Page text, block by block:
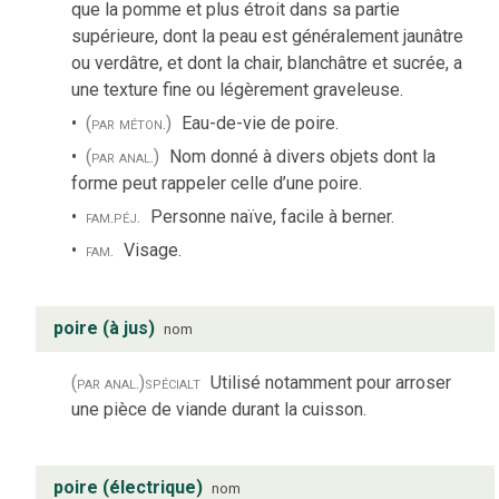
que la pomme et plus étroit dans sa partie
supérieure, dont la peau est généralement jaunâtre
ou verdâtre, et dont la chair, blanchâtre et sucrée, a
une texture fine ou légèrement graveleuse.
(par méton.) Eau-de-vie de poire.
(par anal.) Nom donné à divers objets dont la
forme peut rappeler celle d’une poire.
fam.péj. Personne naïve, facile à berner.
fam. Visage.
poire (à jus) nom
(par anal.)spécialt Utilisé notamment pour arroser
une pièce de viande durant la cuisson.
poire (électrique) nom